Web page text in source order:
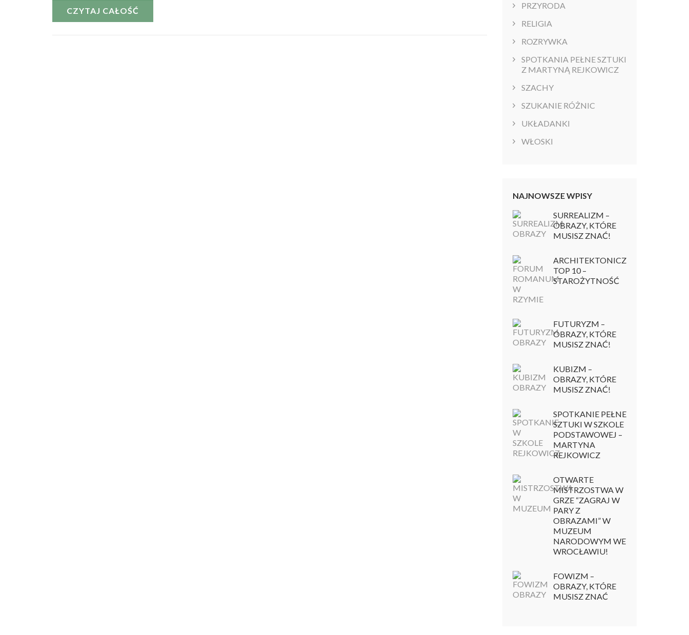
CZYTAJ CAŁOŚĆ
PRZYRODA
RELIGIA
ROZRYWKA
SPOTKANIA PEŁNE SZTUKI
Z MARTYNĄ REJKOWICZ
SZACHY
SZUKANIE RÓŻNIC
UKŁADANKI
WŁOSKI
NAJNOWSZE WPISY
SURREALIZM –
OBRAZY, KTÓRE
MUSISZ ZNAĆ!
ARCHITEKTONICZNY
TOP 10 –
STAROŻYTNOŚĆ
FUTURYZM –
OBRAZY, KTÓRE
MUSISZ ZNAĆ!
KUBIZM –
OBRAZY, KTÓRE
MUSISZ ZNAĆ!
SPOTKANIE PEŁNE
SZTUKI W SZKOLE
PODSTAWOWEJ –
MARTYNA
REJKOWICZ
OTWARTE
MISTRZOSTWA W
GRZE “ZAGRAJ W
PARY Z
OBRAZAMI” W
MUZEUM
NARODOWYM WE
WROCŁAWIU!
FOWIZM –
OBRAZY, KTÓRE
MUSISZ ZNAĆ